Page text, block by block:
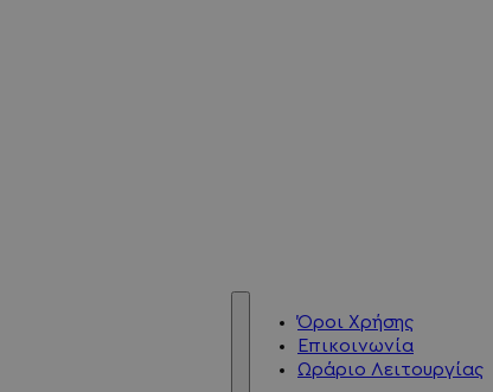
Όροι Χρήσης
Επικοινωνία
Ωράριο Λειτουργίας